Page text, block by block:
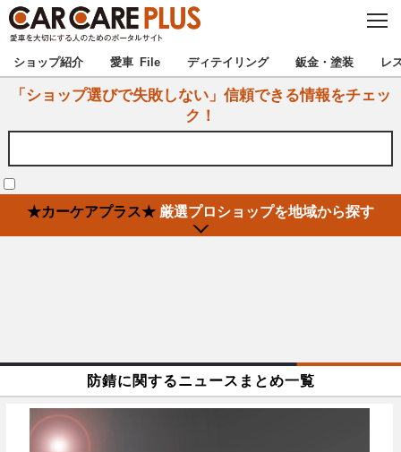
C
S
E
★カーケアプラス認定★ 厳選プロショップを地域から探す
北海道 東北
東海 関西
注目の記事
ショップレポート 愛車 File
自動車豆知識
ディテイリング
ディテイリング
ショップ紹介 愛車 File ディテイリング 鈑金・塗装 レ
「ショップ選びで失敗しない」信頼できる情報をチェッ
ク！
★カーケアプラス★ 厳選プロショップを地域から探す
防錆に関するニュースまとめ一覧